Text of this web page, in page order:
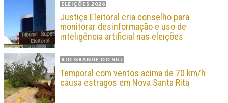
ELEIÇÕES 2026
Justiça Eleitoral cria conselho para
monitorar desinformação e uso de
inteligência artificial nas eleições
RIO GRANDE DO SUL
Temporal com ventos acima de 70 km/h
causa estragos em Nova Santa Rita